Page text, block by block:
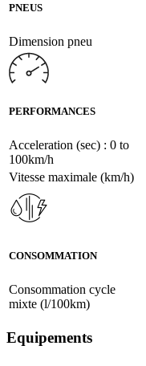
PNEUS
Dimension pneu
PERFORMANCES
Acceleration (sec) : 0 to
100km/h
Vitesse maximale (km/h)
CONSOMMATION
Consommation cycle
mixte (l/100km)
Equipements